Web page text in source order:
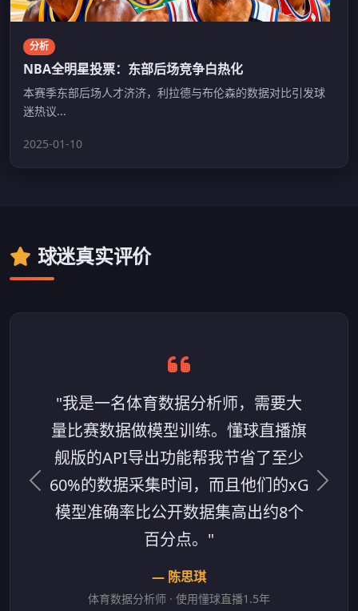
分析
NBA全明星投票：东部后场竞争白热化
本赛季东部后场人才济济，利拉德与布伦森的数据对比引发球
迷热议...
2025-01-10
球迷真实评价
"我是一名体育数据分析师，需要大
量比赛数据做模型训练。懂球直播旗
舰版的API导出功能帮我节省了至少
60%的数据采集时间，而且他们的xG
模型准确率比公开数据集高出约8个
百分点。"
— 陈思琪
体育数据分析师 · 使用懂球直播1.5年
上一条评价 下一